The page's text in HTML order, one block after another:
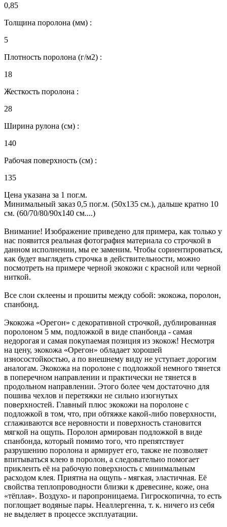
0,85
Толщина поролона (мм) :
5
Плотность поролона (г/м2) :
18
Жесткость поролона :
28
Ширина рулона (см) :
140
Рабочая поверхность (см) :
135
Цена указана за 1 пог.м.
Минимальный заказ 0,5 пог.м. (50х135 см.), дальше кратно 10
см. (60/70/80/90х140 см....)
Внимание! Изображение приведено для примера, как только у
нас появится реальная фотография материала со строчкой в
данном исполнении, мы ее заменим. Чтобы сориентироваться,
как будет выглядеть строчка в действительности, можно
посмотреть на примере черной экокожи с красной или черной
ниткой.
Все слои склеены и прошиты между собой: экокожа, поролон,
спанбонд.
Экокожа «Орегон» с декоративной строчкой, дублированная
поролоном 5 мм, подложкой в виде спанбонда - самая
недорогая и самая покупаемая позиция из экокож! Несмотря
на цену, экокожа «Орегон» обладает хорошей
износостойкостью, а по внешнему виду не уступает дорогим
аналогам. Экокожа на поролоне с подложкой немного тянется
в поперечном направлении и практически не тянется в
продольном направлении. Этого более чем достаточно для
пошива чехлов и перетяжки не сильно изогнутых
поверхностей. Главный плюс экокожи на поролоне с
подложкой в том, что, при обтяжке какой-либо поверхности,
сглаживаются все неровности и поверхность становится
мягкой на ощупь. Поролон армирован подложкой в виде
спанбонда, который помимо того, что препятствует
разрушению поролона и армирует его, также не позволяет
впитываться клею в поролон, а следовательно помогает
приклеить её на рабочую поверхность с минимальным
расходом клея. Приятна на ощупь - мягкая, эластичная. Её
свойства теплопроводности близки к древесине, коже, она
«тёплая». Воздухо- и паропроницаема. Гигроскопична, то есть
поглощает водяные пары. Неаллергенна, т. к. ничего из себя
не выделяет в процессе эксплуатации.